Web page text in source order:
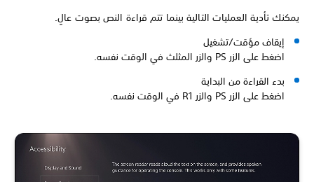
يمكنك تأدية العمليات التالية بينما تتم قراءة النص بصوت عالٍ.
إيقاف مؤقت/تشغيل
اضغط على الزر PS والزر المثلث في الوقت نفسه.
بدء القراءة من البداية
اضغط على الزر PS والزر R1 في الوقت نفسه.